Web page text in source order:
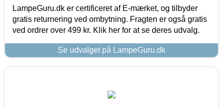
LampeGuru.dk er certificeret af E-mærket, og tilbyder
gratis returnering ved ombytning. Fragten er også gratis
ved ordrer over 499 kr. Klik her for at se deres udvalg.
Se udvalget på LampeGuru.dk